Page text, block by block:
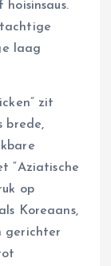
laag
zit
brede,
“Aziatische
op
Koreaans,
gerichter